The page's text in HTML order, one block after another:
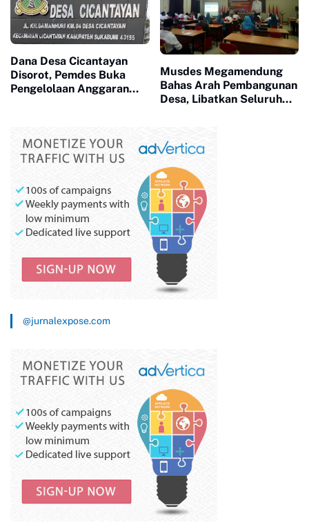
Dana Desa Cicantayan
Disorot, Pemdes Buka
Pengelolaan Anggaran
Musdes Megamendung
Bahas Arah Pembangunan
Desa, Libatkan Seluruh
@jurnalexpose.com